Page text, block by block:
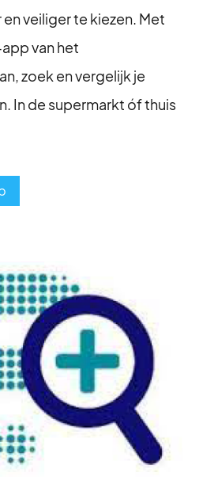
veiliger te kiezen. Met
app van het
zoek en vergelijk je
In de supermarkt óf thuis